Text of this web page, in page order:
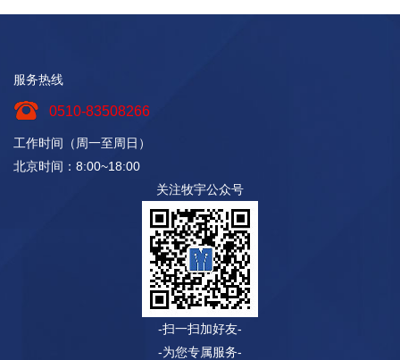
服务热线
0510-83508266
工作时间（周一至周日）
北京时间：8:00~18:00
关注牧宇公众号
-扫一扫加好友-
-为您专属服务-